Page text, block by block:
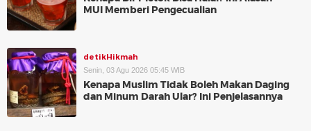
MUI Memberi Pengecualian
detikHikmah
Senin, 03 Agu 2026 05:45 WIB
Kenapa Muslim Tidak Boleh Makan Daging
dan Minum Darah Ular? Ini Penjelasannya